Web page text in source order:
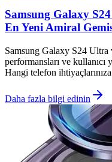
Samsung Galaxy
En Yeni Amiral
Samsung Galaxy S24
performansları ve kullanıcı
Hangi telefon
Daha fazla bilgi edinin